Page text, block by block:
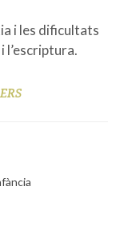
i les dificultats
l’escriptura.